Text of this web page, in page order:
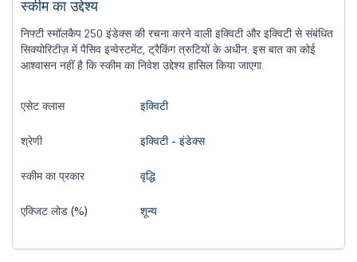
स्कीम का उद्देश्य
निफ्टी स्मॉलकैप 250 इंडेक्स की रचना करने वाली इक्विटी और इक्विटी से संबंधित
सिक्योरिटीज़ में पैसिव इन्वेस्टमेंट, ट्रैकिंग त्रुटियों के अधीन. इस बात का कोई
आश्वासन नहीं है कि स्कीम का निवेश उद्देश्य हासिल किया जाएगा.
एसेट क्लास इक्विटी
श्रेणी इक्विटी - इंडेक्स
स्कीम का प्रकार वृद्धि
एक्जिट लोड (%) शून्य